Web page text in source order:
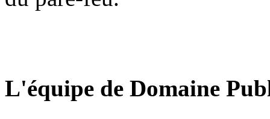
L'équipe de Domaine